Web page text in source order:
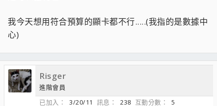
我今天想用符合預算的顯卡都不行.....(我指的是數據中
心)
Risger
進階會員
已加入
3/20/11 訊息 238 互動分數
5